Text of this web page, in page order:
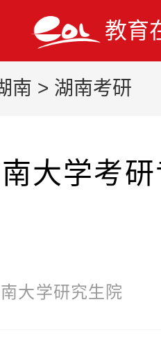
教育
南 > 湖南考研
大学考
大学研究生院